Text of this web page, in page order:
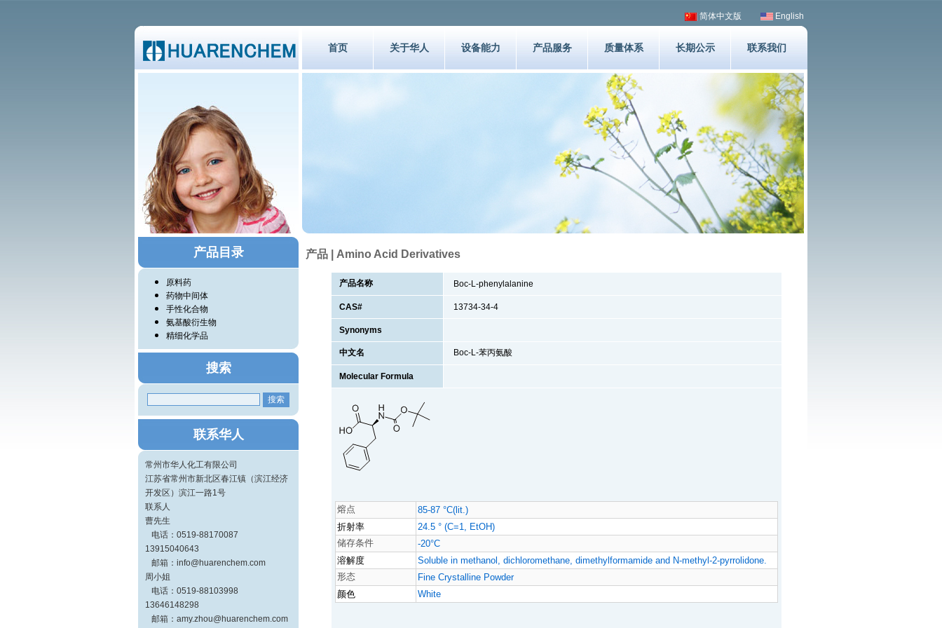
简体中文版 English
首页 关于华人 设备能力 产品服务 质量体系 长期公示 联系我们
产品目录
原料药
药物中间体
手性化合物
氨基酸衍生物
精细化学品
搜索
联系华人
常州市华人化工有限公司
江苏省常州市新北区春江镇（滨江经济
开发区）滨江一路1号
联系人
曹先生
电话：0519-88170087
13915040643
邮箱：info@huarenchem.com
周小姐
电话：0519-88103998
13646148298
邮箱：amy.zhou@huarenchem.com
产品 | Amino Acid Derivatives
产品名称 Boc-L-phenylalanine
CAS# 13734-34-4
Synonyms
中文名 Boc-L-苯丙氨酸
Molecular Formula
熔点
85-87 °C(lit.)
折射率
24.5 ° (C=1, EtOH)
储存条件
-20°C
溶解度
Soluble in methanol, dichloromethane, dimethylformamide and N-methyl-2-pyrrolidone.
形态
Fine Crystalline Powder
颜色
White